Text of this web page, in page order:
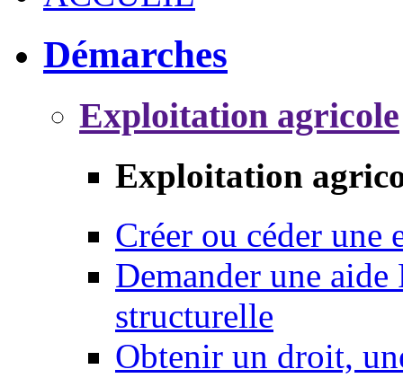
Démarches
Exploitation agricole
Exploitation
Créer ou céder une
Demander une
structurelle
Obtenir un droit,